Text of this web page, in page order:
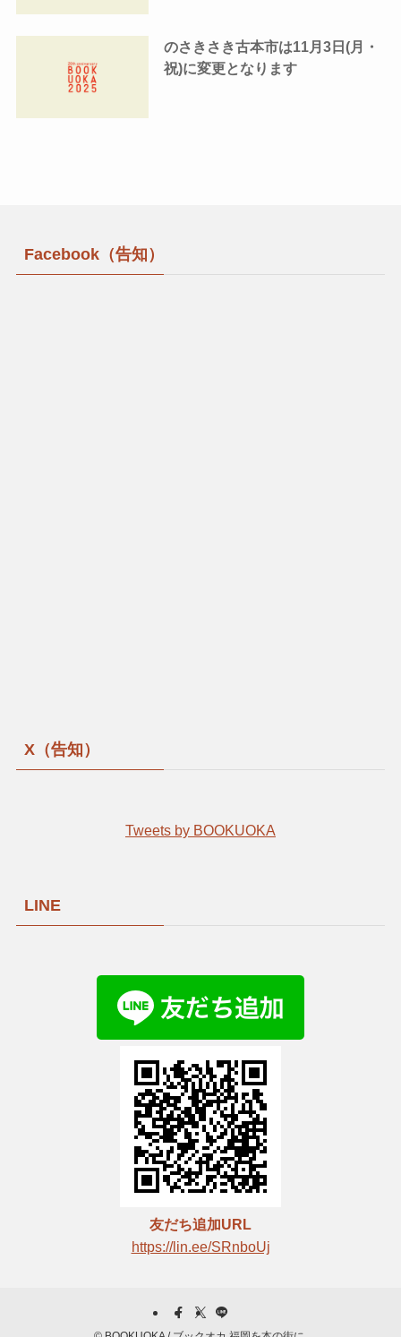
のさきさき古本市は11月3日(月・
祝)に変更となります
Facebook（告知）
X（告知）
Tweets by BOOKUOKA
LINE
友だち追加URL
https://lin.ee/SRnboUj